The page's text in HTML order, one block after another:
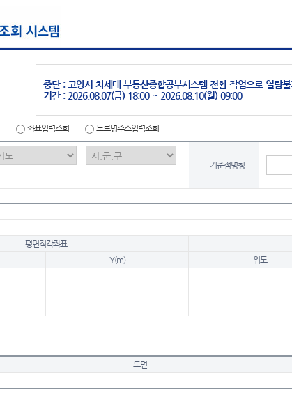
중단 : 고양시 차세대 부동산종합공부시스템 전환 작업으로 열람
기간 : 2026.08.07(금) 18:00 ~ 2026.08.10(월) 09:00
좌표입력조회 도로명주소입력조회
기준점명칭
평면직각좌표
Y(m) 위도
도면